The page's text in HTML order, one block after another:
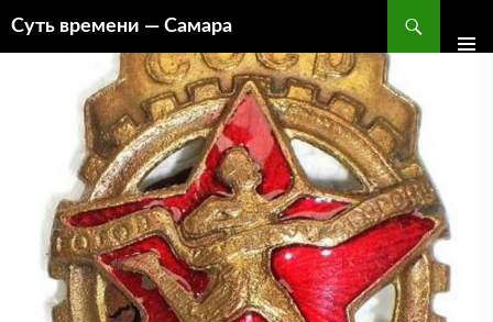
Суть времени — Самара
СОДЕРЖИМОМУ